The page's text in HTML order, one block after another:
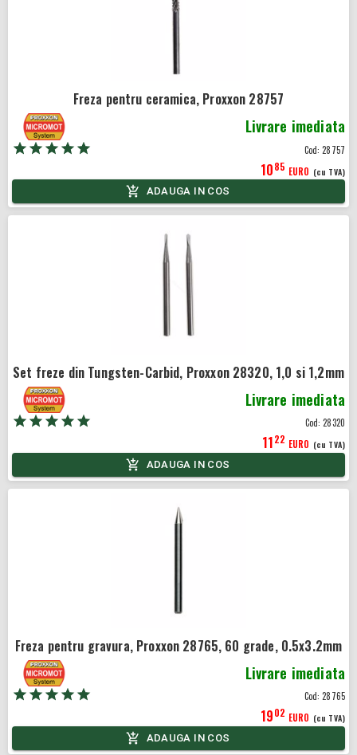
Freza pentru ceramica, Proxxon 28757
Livrare imediata
Cod:28757
1085 EURO (cu TVA)
ADAUGA IN COS
Set freze din Tungsten-Carbid, Proxxon 28320, 1,0 si 1,2mm
Livrare imediata
Cod:28320
1122 EURO (cu TVA)
ADAUGA IN COS
Freza pentru gravura, Proxxon 28765, 60 grade, 0.5x3.2mm
Livrare imediata
Cod:28765
1902 EURO (cu TVA)
ADAUGA IN COS